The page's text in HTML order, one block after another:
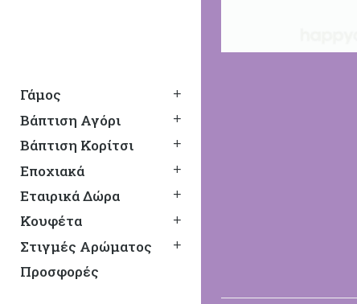
Γάμος
Βάπτιση Αγόρι
Βάπτιση Κορίτσι
Εποχιακά
Εταιρικά Δώρα
Κουφέτα
Στιγμές Αρώματος
Προσφορές